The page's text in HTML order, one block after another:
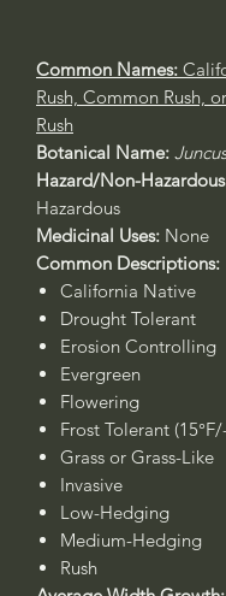
Common Names:
Rush, Common Rush,
Rush
Botanical Name:
Hazard/Non-
Hazardous
Medicinal Uses: None
Common Descriptions:
California Native
Drought Tolerant
Erosion Controlling
Evergreen
Flowering
Frost Tolerant
Grass or Grass-Like
Invasive
Low-Hedging
Medium-Hedging
Rush